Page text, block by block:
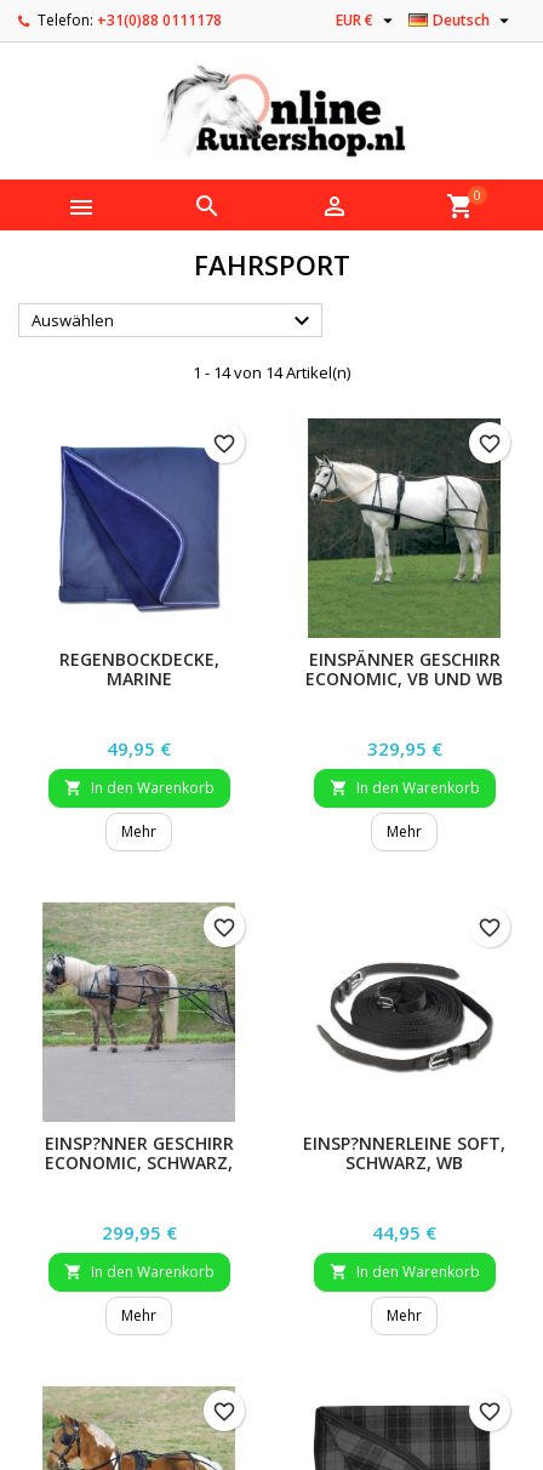
Telefon: +31(0)88 0111178 Deutsch 
EUR € 
   shopping_cart0
FAHRSPORT
Auswählen 
1 - 14 von 14 Artikel(n)
REGENBOCKDECKE,
MARINE
Preis
49,95 €
 In den Warenkorb
Mehr
favorite_border
EINSPÄNNER GESCHIRR
ECONOMIC, VB UND WB
Preis
329,95 €
 In den Warenkorb
Mehr
favorite_border
EINSP?NNER GESCHIRR
ECONOMIC, SCHWARZ,
Preis
299,95 €
 In den Warenkorb
Mehr
favorite_border
EINSP?NNERLEINE SOFT,
SCHWARZ, WB
Preis
44,95 €
 In den Warenkorb
Mehr
favorite_border
favorite_border favorite_border